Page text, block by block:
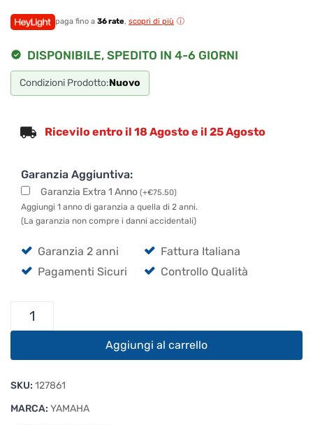
paga fino a 36 rate, scopri di più
DISPONIBILE, SPEDITO IN 4-6 GIORNI
Condizioni Prodotto:Nuovo
Ricevilo entro il 18 Agosto e il 25 Agosto
Garanzia Aggiuntiva:
Garanzia Extra 1 Anno (+€75.50)
Aggiungi 1 anno di garanzia a quella di 2 anni.
(La garanzia non compre i danni accidentali)
Garanzia 2 anni
Fattura Italiana
Pagamenti Sicuri
Controllo Qualità
Yamaha
Aggiungi al carrello
SKU: 127861
MARCA: YAMAHA
Per ottenere dettagli su un determinato prodotto